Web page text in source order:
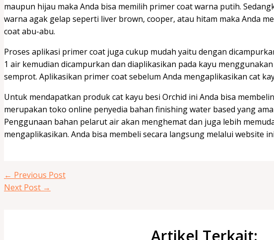
maupun hijau maka Anda bisa memilih primer coat warna putih.
warna agak gelap seperti liver brown, cooper, atau hitam maka Anda
coat abu-abu.
Proses aplikasi primer coat juga cukup mudah yaitu dengan
1 air kemudian dicampurkan dan diaplikasikan pada kayu
semprot. Aplikasikan primer coat sebelum Anda mengaplikasikan cat
Untuk mendapatkan produk cat kayu besi Orchid ini Anda bisa
merupakan toko online penyedia bahan finishing water based yang
Penggunaan bahan pelarut air akan menghemat dan juga lebih
mengaplikasikan. Anda bisa membeli secara langsung melalui website
← Previous Post
Next Post →
Artikel Terkait: